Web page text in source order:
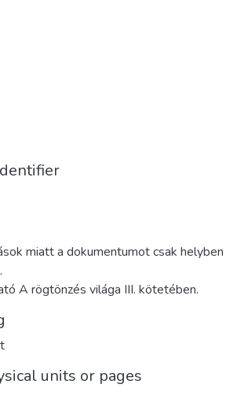
miatt a dokumentumot csak helyben
A rögtönzés világa III. kötetében.
units or pages